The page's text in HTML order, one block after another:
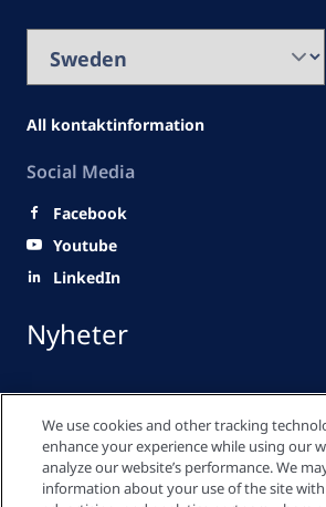
Nyheter
Snabblänkar
All kontaktinformation
Social Media
Facebook
Youtube
LinkedIn
We use cookies and other tracking
enhance your experience while using our
analyze our website’s performance. We
information about your use of the site with